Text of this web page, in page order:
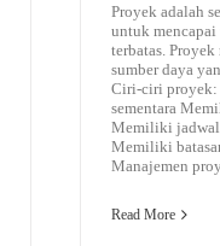
Proyek adalah
untuk
terbatas.
sumber daya
Ciri-ciri
sementara
Memiliki jadwal
Memiliki
Manajemen
Read More